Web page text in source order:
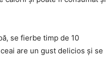
se fierbe timp de 10
are un gust delicios și se